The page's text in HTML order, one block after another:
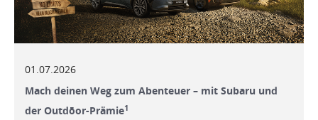
01.07.2026
Mach deinen Weg zum Abenteuer – mit Subaru und
der Outdōor-Prämie1